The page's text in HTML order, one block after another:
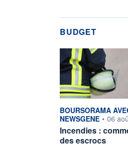
BUDGET
information fournie
BOURSORAMA
NEWSGENE • 06
Incendies :
des escrocs